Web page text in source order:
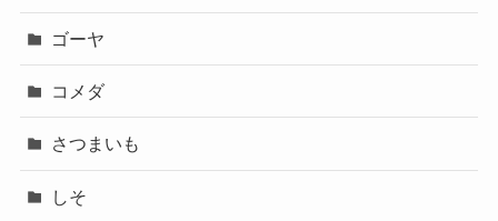
ゴーヤ
コメダ
さつまいも
しそ